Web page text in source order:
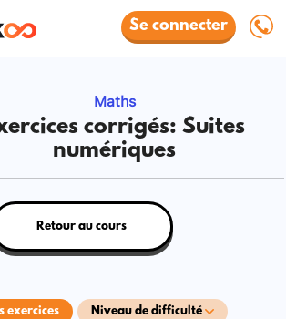
Se connecter
Maths
corrigés: Suites
numériques
exercices Niveau de difficulté
Retour au cours